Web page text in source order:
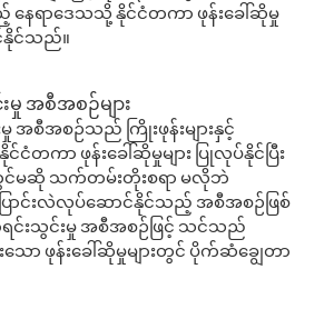
ေရာဒေသသို့ နိုင်ငံတကာ ဖုန်းခေါ်ဆိုမှု
နိုင်သည်။
မှု အစီအစဉ်များ
အစီအစဉ်သည် ကြိုးဖုန်းများနှင့်
င်ငံတကာ ဖုန်းခေါ်ဆိုမှုများ ပြုလုပ်နိုင်ပြီး
မဆို သက်တမ်းတိုးစရာ မလိုဘဲ
ာင်းလဲလုပ်ဆောင်နိုင်သည့် အစီအစဉ်ဖြစ်
င်းသွင်းမှု အစီအစဉ်ဖြင့် သင်သည်
ော ဖုန်းခေါ်ဆိုမှုများတွင် ပိုက်ဆံချွေတာ